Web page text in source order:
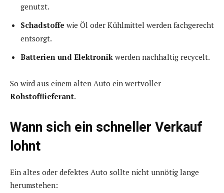
genutzt.
Schadstoffe wie Öl oder Kühlmittel werden fachgerecht
entsorgt.
Batterien und Elektronik werden nachhaltig recycelt.
So wird aus einem alten Auto ein wertvoller
Rohstofflieferant.
Wann sich ein schneller Verkauf
lohnt
Ein altes oder defektes Auto sollte nicht unnötig lange
herumstehen: